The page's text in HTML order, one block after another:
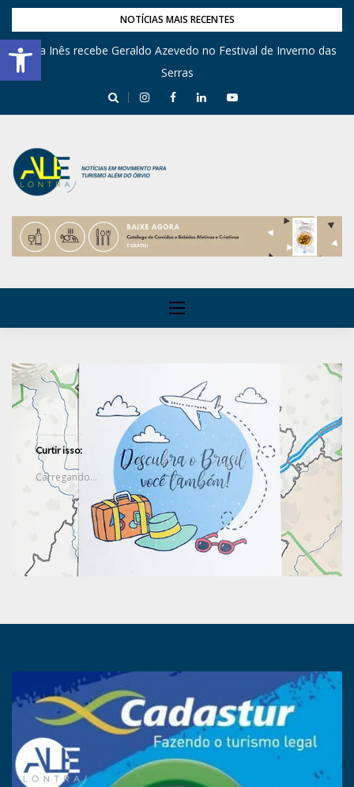
Barra de Ferramentas Aberta
NOTÍCIAS MAIS RECENTES
Dona Inês recebe Geraldo Azevedo no Festival de Inverno das
Serras
Engenho Triunfo abre Memorial da Solidariedade em Areia
Curtir isso:
Carregando...